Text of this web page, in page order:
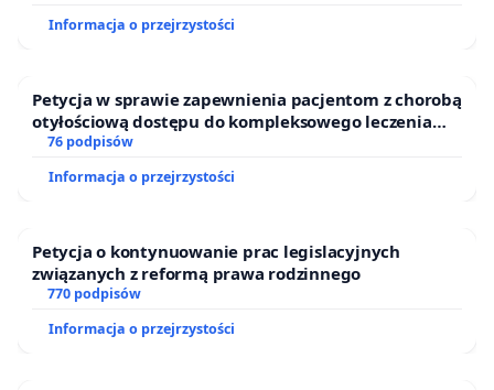
Informacja o przejrzystości
Petycja w sprawie zapewnienia pacjentom z chorobą
otyłościową dostępu do kompleksowego leczenia
oraz programów profilaktycznych.
76 podpisów
Informacja o przejrzystości
Petycja o kontynuowanie prac legislacyjnych
związanych z reformą prawa rodzinnego
770 podpisów
Informacja o przejrzystości